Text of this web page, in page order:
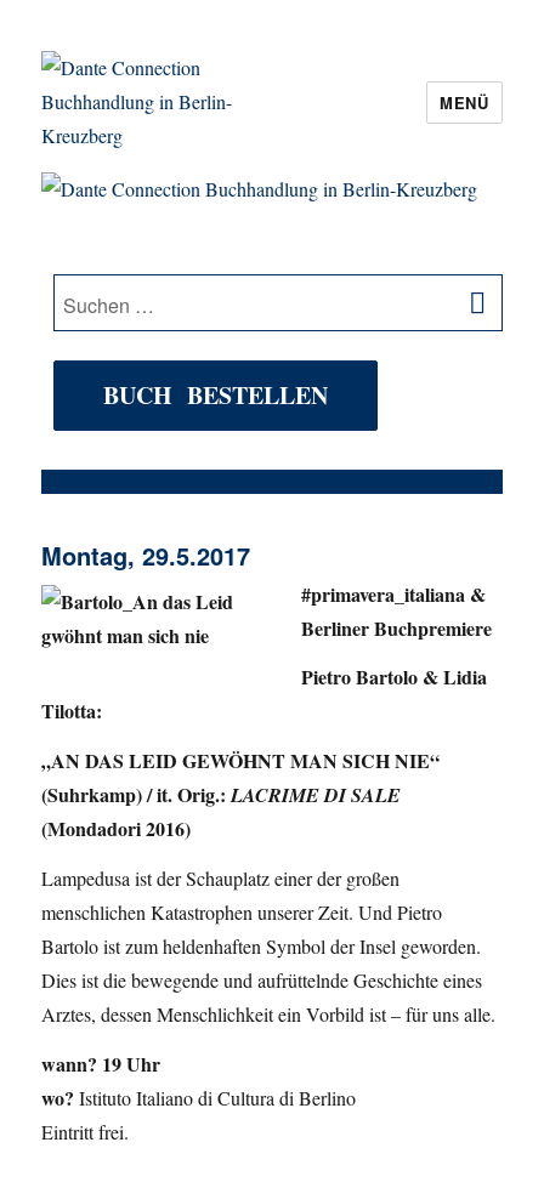
Dante Connection Buchhandlung in
MENÜ
Suche
nach:
BUCH BESTELLEN
Montag, 29.5.2017
#primavera_italiana &
Berliner Buchpremiere
Pietro Bartolo & Lidia
Tilotta:
„AN DAS LEID GEWÖHNT MAN SICH NIE“
(Suhrkamp) / it. Orig.:LACRIME DI SALE
(Mondadori 2016)
Lampedusa ist der Schauplatz einer der großen
menschlichen Katastrophen unserer Zeit. Und Pietro
Bartolo ist zum heldenhaften Symbol der Insel geworden.
Dies ist die bewegende und aufrüttelnde Geschichte eines
Arztes, dessen Menschlichkeit ein Vorbild ist – für uns alle.
wann? 19 Uhr
wo?Istituto Italiano di Cultura di Berlino
Eintritt frei.